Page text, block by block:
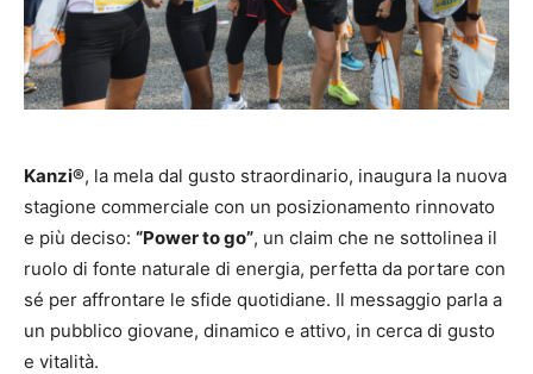
Kanzi®, la mela dal gusto straordinario, inaugura la nuova
stagione commerciale con un posizionamento rinnovato
e più deciso: “Power to go”, un claim che ne sottolinea il
ruolo di fonte naturale di energia, perfetta da portare con
sé per affrontare le sfide quotidiane. Il messaggio parla a
un pubblico giovane, dinamico e attivo, in cerca di gusto
e vitalità.